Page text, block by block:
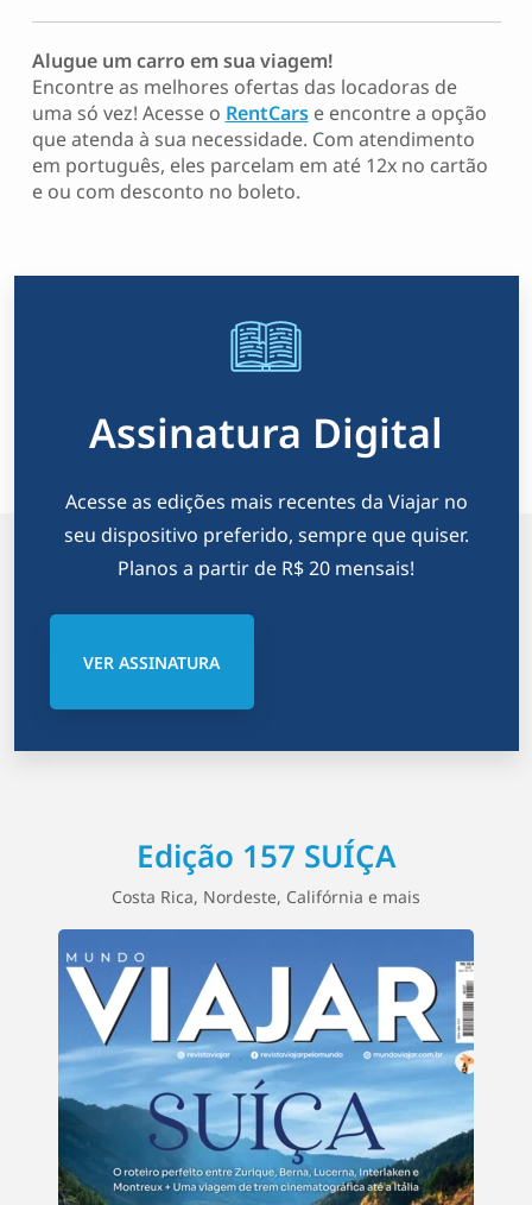
Alugue um carro em sua viagem!
Encontre as melhores ofertas das locadoras de
uma só vez! Acesse o RentCarse encontre a opção
que atenda à sua necessidade. Com atendimento
em português, eles parcelam em até 12x no cartão
e ou com desconto no boleto.
Assinatura Digital
Acesse as edições mais recentes da Viajar no
seu dispositivo preferido, sempre que quiser.
Planos a partir de R$ 20 mensais!
VER ASSINATURA
Edição 157 SUÍÇA
Costa Rica, Nordeste, Califórnia e mais